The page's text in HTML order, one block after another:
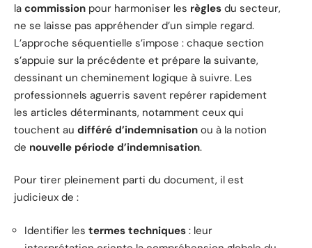
la commission pour harmoniser les règles du secteur,
ne se laisse pas appréhender d’un simple regard.
L’approche séquentielle s’impose : chaque section
s’appuie sur la précédente et prépare la suivante,
dessinant un cheminement logique à suivre. Les
professionnels aguerris savent repérer rapidement
les articles déterminants, notamment ceux qui
touchent au différé d’indemnisation ou à la notion
de nouvelle période d’indemnisation.
Pour tirer pleinement parti du document, il est
judicieux de :
Identifier les termes techniques : leur